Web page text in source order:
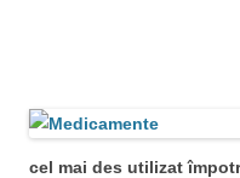
cel mai des utilizat